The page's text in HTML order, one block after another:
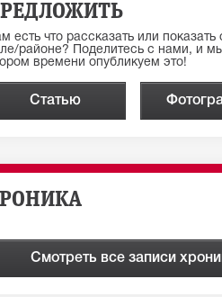
есть что рассказать или показать
районе? Поделитесь с нами, и
времени опубликуем это!
Статью
Смотреть все записи